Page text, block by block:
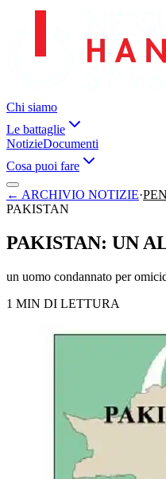
Chi siamo
Le battaglie
NotizieDocumenti
Cosa puoi fare
← ARCHIVIO NOTIZIE·
PAKISTAN
PAKISTAN: UN
un uomo condannato per
1 MIN DI LETTURA